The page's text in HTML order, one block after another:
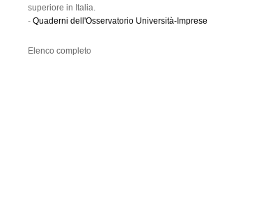
superiore in Italia.
- Quaderni dell'Osservatorio Università-Imprese
Elenco completo